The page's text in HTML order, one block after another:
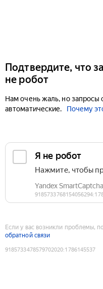
Подтвердите, что
не робот
Нам очень жаль, но запросы
автоматические.
Почему
Если у вас возникли проблемы,
обратной связи
9185733478579702020:1786145537